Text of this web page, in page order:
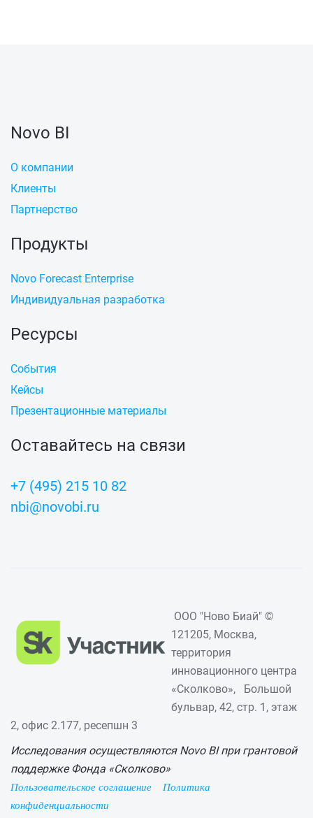
Novo BI
О компании
Клиенты
Партнерство
Продукты
Novo Forecast Enterprise
Индивидуальная разработка
Ресурсы
События
Кейсы
Презентационные материалы
Оставайтесь на связи
+7 (495) 215 10 82
nbi@novobi.ru
ООО "Ново Биай" ©
121205, Москва,
территория
инновационного центра
«Сколково», Большой
бульвар, 42, стр. 1, этаж
2, офис 2.177, ресепшн 3
Исследования осуществляются Novo BI при грантовой
поддержке Фонда «Сколково»
Пользовательское соглашение
Политика
конфиденциальности